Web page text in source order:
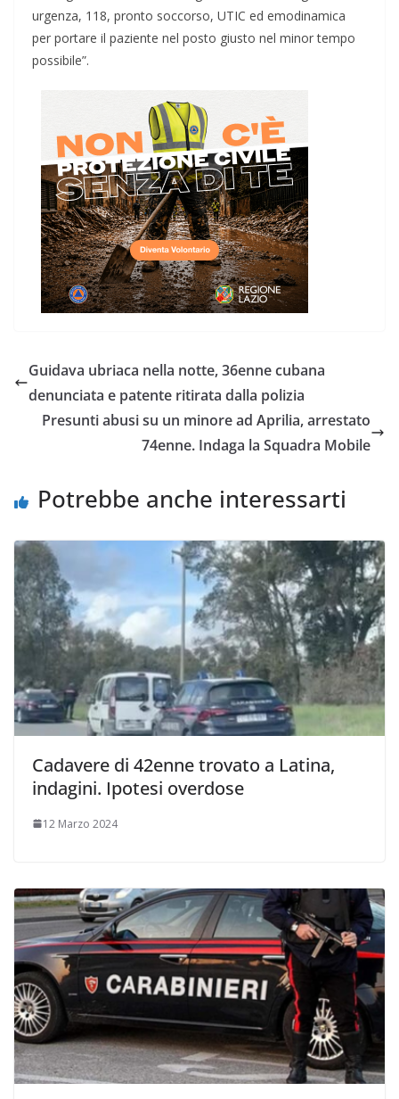
urgenza, 118, pronto soccorso, UTIC ed emodinamica
per portare il paziente nel posto giusto nel minor tempo
possibile”.
Guidava ubriaca nella notte, 36enne cubana
denunciata e patente ritirata dalla polizia
Presunti abusi su un minore ad Aprilia, arrestato
74enne. Indaga la Squadra Mobile
Potrebbe anche interessarti
Cadavere di 42enne trovato a Latina,
indagini. Ipotesi overdose
12 Marzo 2024